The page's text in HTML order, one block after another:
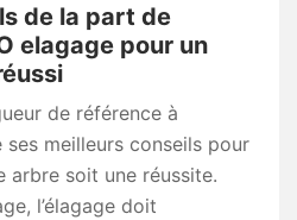
de la part de
elagage pour un
de référence à
ses meilleurs conseils pour
arbre soit une réussite.
l’élagage doit